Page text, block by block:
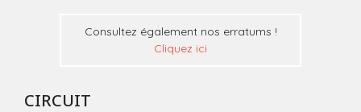
Consultez également nos erratums !
Cliquez ici
CIRCUIT